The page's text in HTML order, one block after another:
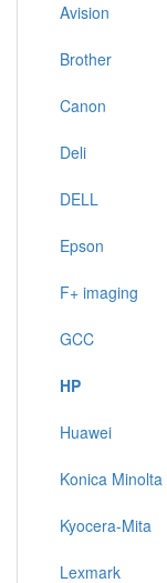
Avision
Brother
Canon
Deli
DELL
Epson
F+ imaging
GCC
HP
Huawei
Konica Minolta
Kyocera-Mita
Lexmark